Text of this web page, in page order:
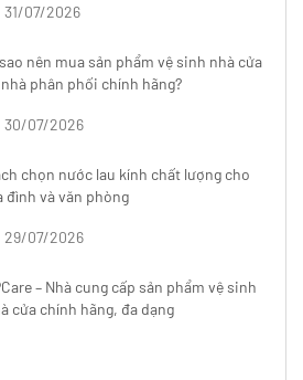
31/07/2026
nên mua sản phẩm vệ sinh nhà cửa
phân phối chính hãng?
30/07/2026
chọn nước lau kính chất lượng cho
đình và văn phòng
29/07/2026
– Nhà cung cấp sản phẩm vệ sinh
cửa chính hãng, đa dạng